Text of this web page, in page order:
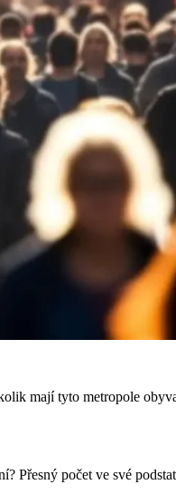
mají tyto metropole
Přesný počet ve své